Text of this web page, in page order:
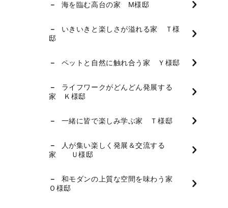
海を臨む高台の家 M様邸
いきいきと楽しさが溢れる家 Ｔ様
邸
ペットと自然に触れ合う家 Ｙ様邸
ライフワークがどんどん発展する
家 Ｋ様邸
一緒に皆で楽しみ学ぶ家 Ｔ様邸
人が集い楽しく発展＆交流する
家 Ｕ様邸
和モダンの上質な空間を味わう家
Ｏ様邸